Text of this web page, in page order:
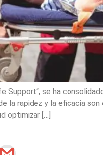
Support“, se ha
la rapidez y la eficacia
optimizar […]